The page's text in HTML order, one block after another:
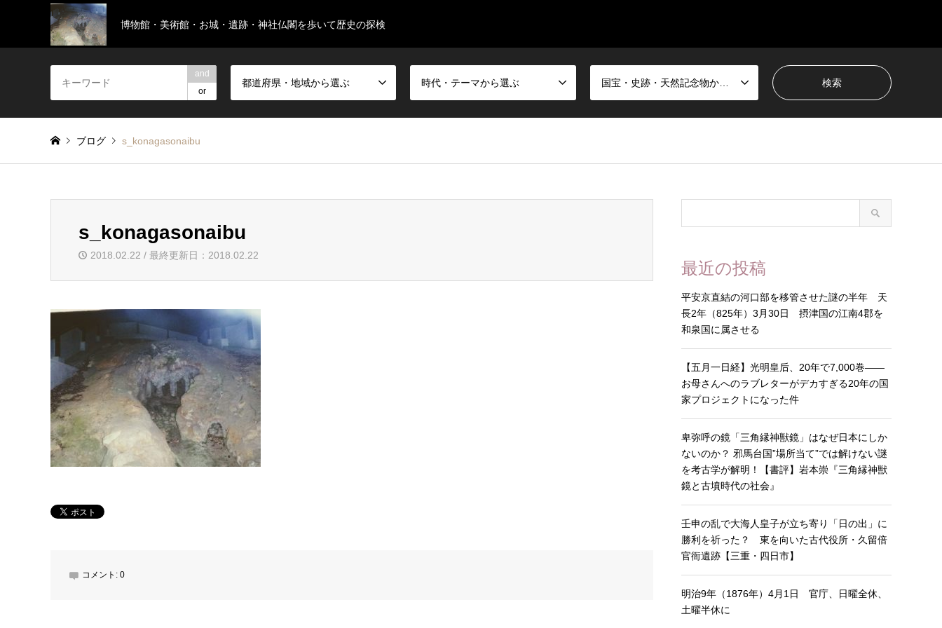
博物館・美術館・お城・遺跡・神社仏閣を歩いて歴史の探検
and
or
都道府県・地域から選ぶ 時代・テーマから選ぶ
ブログ s_konagasonaibu
s_konagasonaibu
2018.02.22 / 最終更新日：2018.02.22
コメント: 0
最近の投稿
平安京直結の河口部を移管させた謎の半年 天
長2年（825年）3月30日 摂津国の江南4郡を
和泉国に属させる
【五月一日経】光明皇后、20年で7,000巻——
お母さんへのラブレターがデカすぎる20年の国
家プロジェクトになった件
卑弥呼の鏡「三角縁神獣鏡」はなぜ日本にしか
ないのか？ 邪馬台国”場所当て”では解けない謎
を考古学が解明！【書評】岩本崇『三角縁神獣
鏡と古墳時代の社会』
壬申の乱で大海人皇子が立ち寄り「日の出」に
勝利を祈った？ 東を向いた古代役所・久留倍
官衙遺跡【三重・四日市】
明治9年（1876年）4月1日 官庁、日曜全休、
土曜半休に